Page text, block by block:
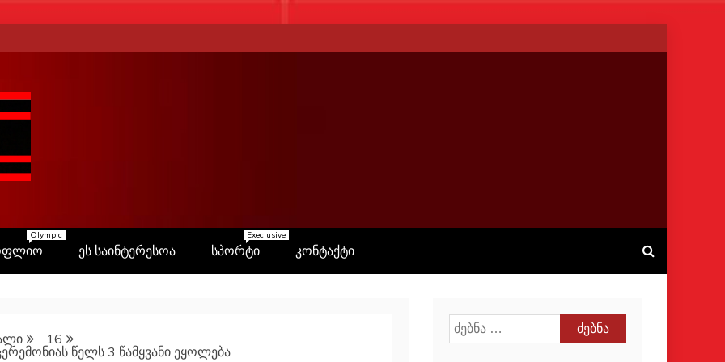
Olympic
ეს საინტერესოა სპორტი
Execlusive
კონტაქტი
16
წელს 3 წამყვანი ეყოლება
ძებნა: